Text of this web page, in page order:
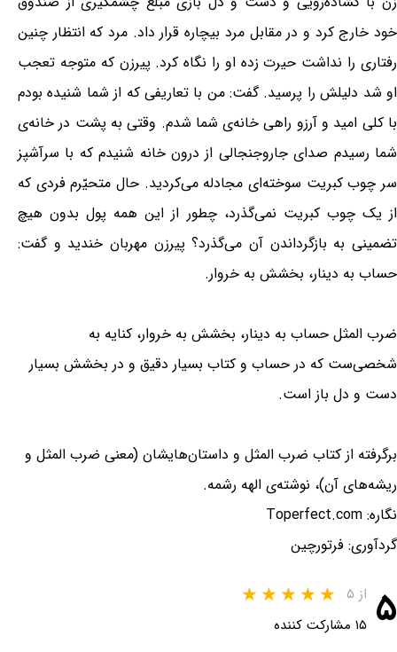
خود خارج کرد و در مقابل مرد بیچاره قرار داد. مرد که انتظار چنین
رفتاری را نداشت حیرت زده او را نگاه کرد. پیرزن که متوجه تعجب
او شد دلیلش را پرسید. گفت: من با تعاریفی که از شما شنیده بودم
با کلی امید و آرزو راهی خانه‌ی شما شدم. وقتی به پشت در خانه‌ی
شما رسیدم صدای جاروجنجالی از درون خانه شنیدم که با سرآشپز
سر چوب کبریت سوخته‌ای مجادله می‌کردید. حال متحیّرم فردی که
از یک چوب کبریت نمی‌گذرد، چطور از این همه پول بدون هیچ
تضمینی به بازگرداندن آن می‌گذرد؟ پیرزن مهربان خندید و گفت:
حساب به دینار، بخشش به خروار.
ضرب المثل حساب به دینار، بخشش به خروار، کنایه به
شخصی‌ست که در حساب و کتاب بسیار دقیق و در بخشش بسیار
دست و دل باز است.
برگرفته از کتاب ضرب المثل و داستان‌هایشان (معنی ضرب المثل و
ریشه‌های آن)، نوشته‌ی الهه رشمه.
نگاره: Toperfect.com
گردآوری: فرتورچین
۵ از ۵
۱۵ مشارکت کننده